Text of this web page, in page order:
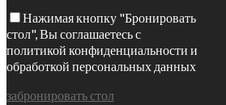
Нажимая кнопку "Бронировать
стол", Вы соглашаетесь с
политикой конфиденциальности и
обработкой персональных данных
забронировать стол